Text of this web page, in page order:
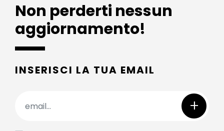
Non perderti nessun
aggiornamento!
INSERISCI LA TUA EMAIL
+